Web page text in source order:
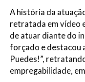
A história da
retratada em vídeo
de atuar diante do
forçado e destacou
Puedes!”,
empregabilidade,